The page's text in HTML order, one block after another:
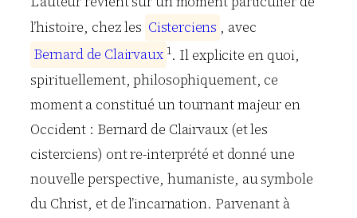
l’histoire, chez les Cisterciens , avec
Bernard de Clairvaux 1. Il explicite en quoi,
spirituellement, philosophiquement, ce
moment a constitué un tournant majeur en
Occident : Bernard de Clairvaux (et les
cisterciens) ont re-interprété et donné une
nouvelle perspective, humaniste, au symbole
du Christ, et de l’incarnation. Parvenant à